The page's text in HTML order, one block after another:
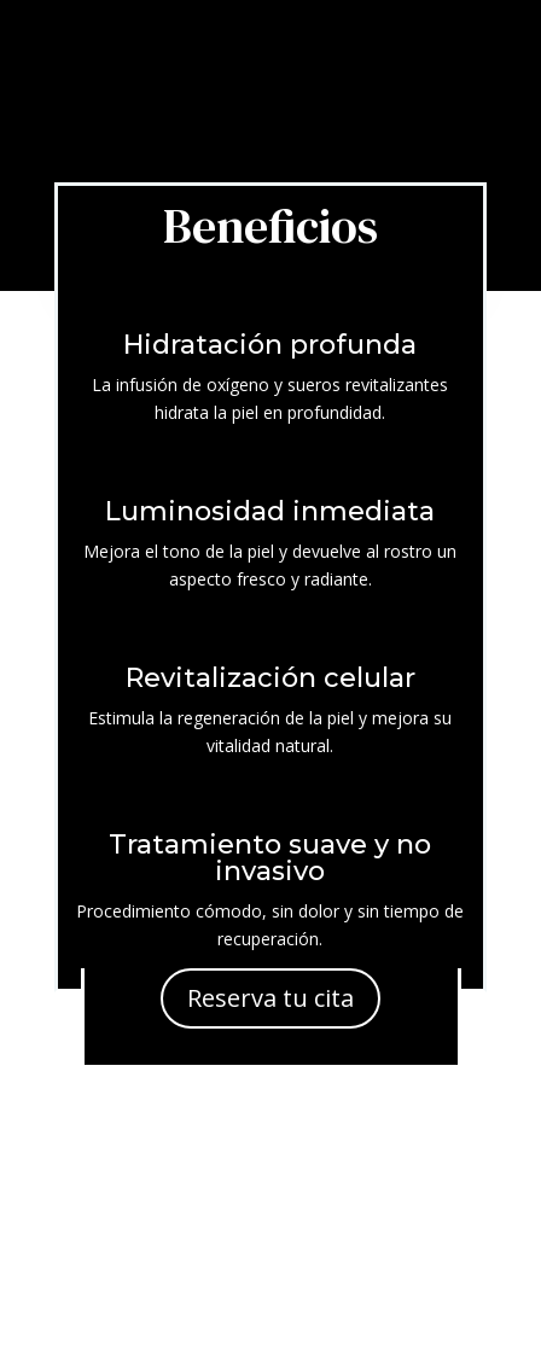
Beneficios
Hidratación profunda
La infusión de oxígeno y sueros revitalizantes
hidrata la piel en profundidad.
Luminosidad inmediata
Mejora el tono de la piel y devuelve al rostro un
aspecto fresco y radiante.
Revitalización celular
Estimula la regeneración de la piel y mejora su
vitalidad natural.
Tratamiento suave y no
invasivo
Procedimiento cómodo, sin dolor y sin tiempo de
recuperación.
Reserva tu cita